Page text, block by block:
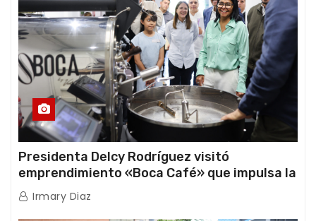
Presidenta Delcy Rodríguez visitó
emprendimiento «Boca Café» que impulsa la
producción nacional hacia mercados
internacionales
Irmary Diaz